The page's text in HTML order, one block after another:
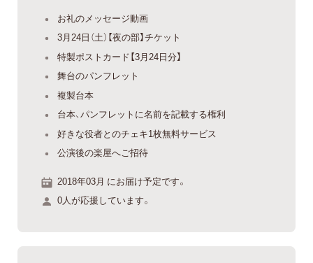
お礼のメッセージ動画
3月24日（土）【夜の部】チケット
特製ポストカード【3月24日分】
舞台のパンフレット
複製台本
台本、パンフレットに名前を記載する権利
好きな役者とのチェキ1枚無料サービス
公演後の楽屋へご招待
2018年03月 にお届け予定です。
0人が応援しています。